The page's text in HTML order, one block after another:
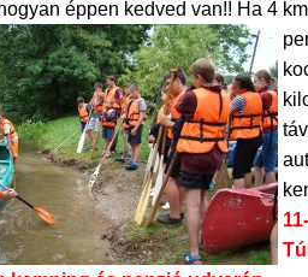
éppen kedved van!! Ha 4